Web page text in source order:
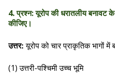
4. प्रश्न: यूरोप की धरातलीय बनावट
कीजिए।
उत्तर:यूरोप को चार प्राकृतिक भागों में
(1) उत्तरी-पश्चिमी उच्च भूमि